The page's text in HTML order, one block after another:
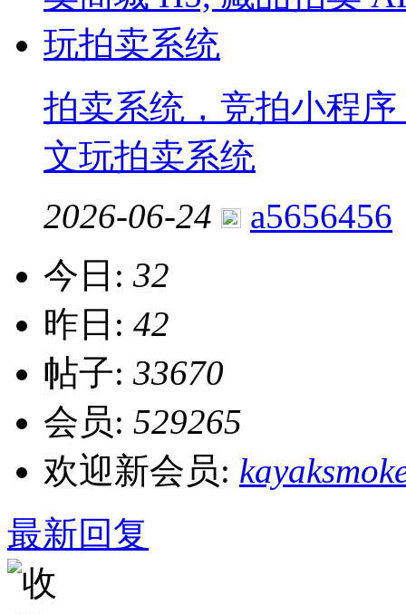
拍卖系统，竞拍小程
文玩拍卖系统
2026-06-24
a5656456
今日: 32
昨日: 42
帖子: 33670
会员: 529265
欢迎新会员:
最新回复